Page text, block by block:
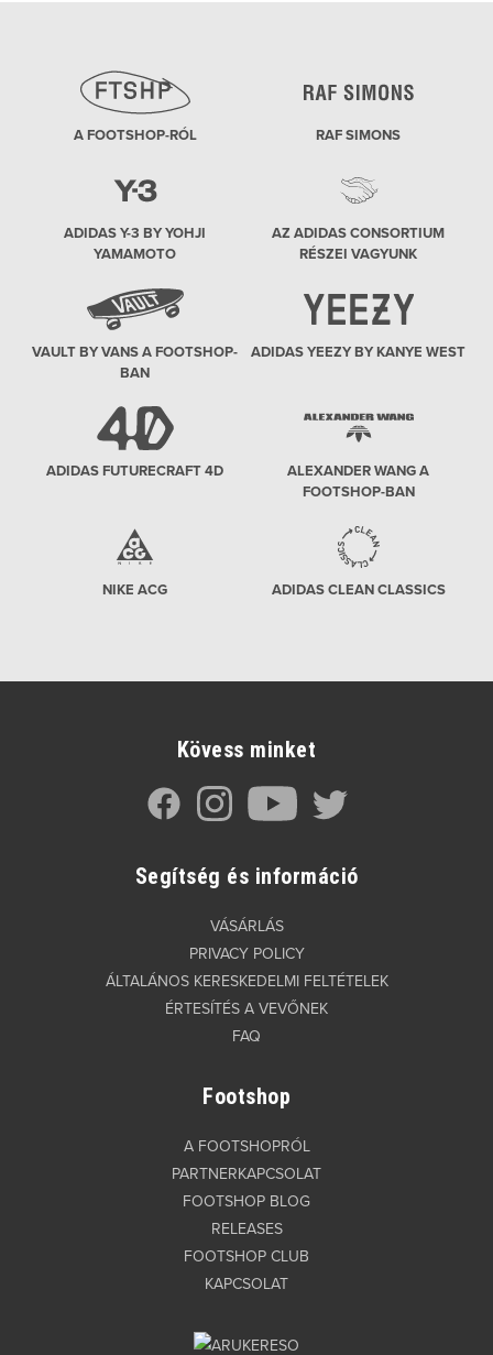
A FOOTSHOP-RÓL RAF SIMONS
ADIDAS Y-3 BY YOHJI
YAMAMOTO
AZ ADIDAS CONSORTIUM
RÉSZEI VAGYUNK
VAULT BY VANS A FOOTSHOP-
BAN
ADIDAS YEEZY BY KANYE WEST
ADIDAS FUTURECRAFT 4D
ALEXANDER WANG A
FOOTSHOP-BAN
NIKE ACG ADIDAS CLEAN CLASSICS
Kövess minket
Segítség és információ
VÁSÁRLÁS
PRIVACY POLICY
ÁLTALÁNOS KERESKEDELMI FELTÉTELEK
ÉRTESÍTÉS A VEVŐNEK
FAQ
Footshop
A FOOTSHOPRÓL
PARTNERKAPCSOLAT
FOOTSHOP BLOG
RELEASES
FOOTSHOP CLUB
KAPCSOLAT